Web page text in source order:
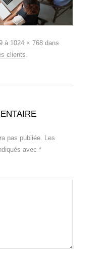
à 1024 × 768 dans
clients.
pas publiée. Les
avec *